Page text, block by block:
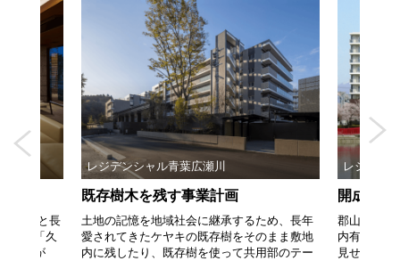
あすと長
職人「久
官壁が
レジデンシャル青葉広瀬川
既存樹木を残す事業計画
土地の記憶を地域社会に継承するため、長年
愛されてきたケヤキの既存樹をそのまま敷地
内に残したり、既存樹を使って共用部のテー
レジデン
開成山公
郡山市民の
内有数の桜
見せる開成